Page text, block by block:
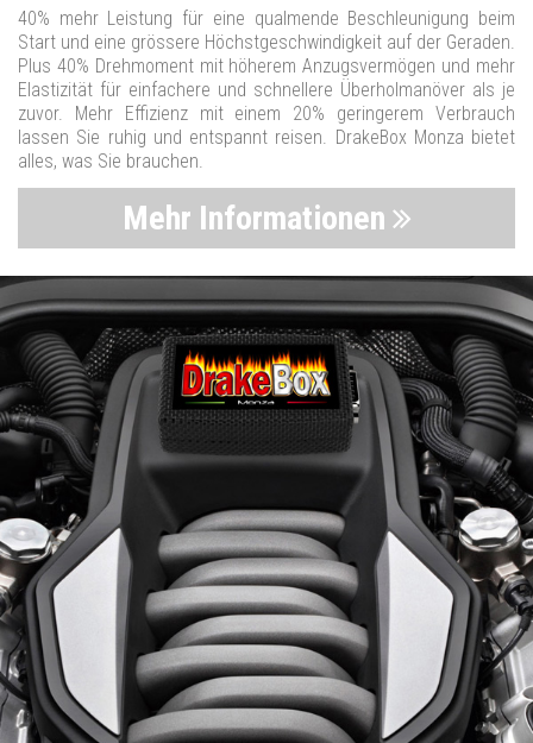
40% mehr Leistung für eine qualmende Beschleunigung beim
Start und eine grössere Höchstgeschwindigkeit auf der Geraden.
Plus 40% Drehmoment mit höherem Anzugsvermögen und mehr
Elastizität für einfachere und schnellere Überholmanöver als je
zuvor. Mehr Effizienz mit einem 20% geringerem Verbrauch
lassen Sie ruhig und entspannt reisen. DrakeBox Monza bietet
alles, was Sie brauchen.
Mehr Informationen